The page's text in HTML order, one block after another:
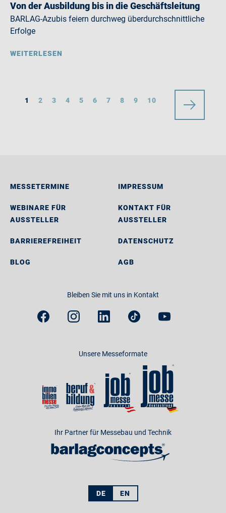
Von der Ausbildung bis in die Geschäftsleitung
BARLAG-Azubis feiern durchweg überdurchschnittliche
Erfolge
WEITERLESEN
1 2 3 4 5 6 7 8 9 10
MESSETERMINE
WEBINARE FÜR
AUSSTELLER
BARRIEREFREIHEIT
BLOG
IMPRESSUM
KONTAKT FÜR
AUSSTELLER
DATENSCHUTZ
AGB
Bleiben Sie mit uns in Kontakt
Unsere Messeformate
Ihr Partner für Messebau und Technik
DE EN